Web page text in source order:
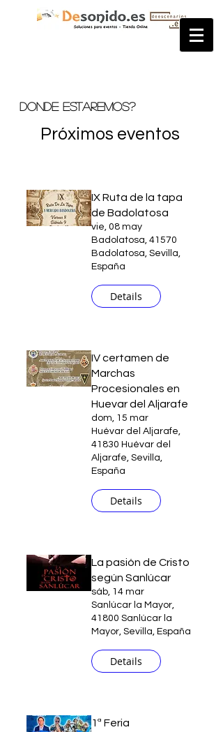
Próximos eventos
IX Ruta de la tapa
de Badolatosa
vie, 08 may
Badolatosa, 41570
Badolatosa, Sevilla,
España
Details
IV certamen de
Marchas
Procesionales en
Huevar del Aljarafe
dom, 15 mar
Huévar del Aljarafe,
41830 Huévar del
Aljarafe, Sevilla,
España
Details
La pasión de Cristo
según Sanlúcar
sáb, 14 mar
Sanlúcar la Mayor,
41800 Sanlúcar la
Mayor, Sevilla, España
Details
1ª Feria
Donde estaremos?